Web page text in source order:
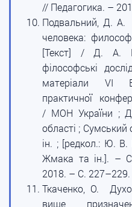
// Педагогика. –
Подвальний, Д.
человека:
[Текст] / Д. А.
філософські
матеріали VI
практичної
/ МОН України ;
області ;
ін. ; [редкол.: Ю.
Жмака та ін.]. –
2018. – С. 227–229.
Ткаченко, О.
вище